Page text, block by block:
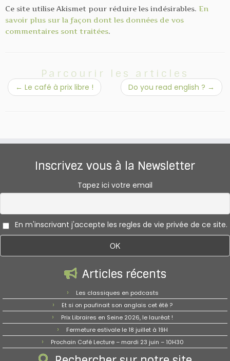
Ce site utilise Akismet pour réduire les indésirables. En
savoir plus sur la façon dont les données de vos
commentaires sont traitées.
Parcourir les articles
← Le café à prix libre ! Do you read english ? →
Inscrivez vous à la Newsletter
Tapez ici votre email
En m'inscrivant j'accepte les regles de vie privée de ce site.
Articles récents
Les classiques en podcasts
Et si on paufinait son anglais cet été ?
Prix Libraires en Seine 2026, le lauréat !
Fermeture estivale le 18 juillet à 19H
Prochain Café Lecture – mardi 23 juin – 10H30